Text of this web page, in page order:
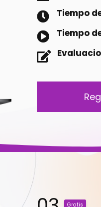
Tiempo
Tiempo
Gratis